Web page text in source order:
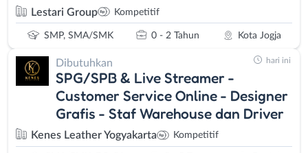
Lestari Group Kompetitif
SMP, SMA/SMK 0 - 2 Tahun Kota Jogja
Dibutuhkan
SPG/SPB & Live Streamer -
Customer Service Online - Designer
Grafis - Staf Warehouse dan Driver
Kenes Leather Yogyakarta Kompetitif
hari ini